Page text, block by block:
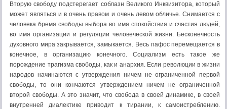
Вторую свободу подстерегает соблазн Великого Инквизитора, который
может являться и в очень правом и очень левом обличье. Снимается с
человека бремя свободы выбора во имя спокойствия и счастия людей,
во имя организации и регуляции человеческой жизни. Бесконечность
духовного мира закрывается, замыкается. Весь пафос перемещается в
конечное, в организацию конечного. Социализм есть такое же
порождение трагизма свободы, как и анархия. Если революции в жизни
народов начинаются с утверждения ничем не ограниченной первой
свободы, то они кончаются утверждением ничем не ограниченной
второй свободы. А это значит, что свобода в своей динамике, в своей
внутренней диалектике приводит к тирании, к самоистреблению.